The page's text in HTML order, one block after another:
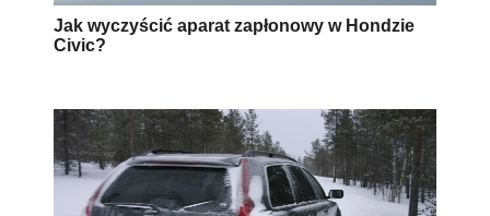
Jak wyczyścić aparat zapłonowy w Hondzie
Civic?